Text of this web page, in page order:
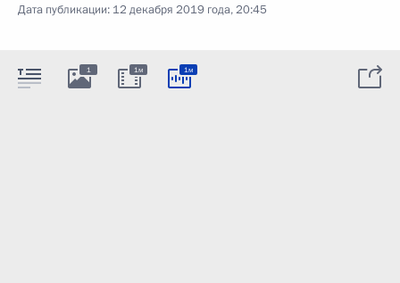
Дата публикации: 12 декабря 2019 года, 20:45
1 1м 1м